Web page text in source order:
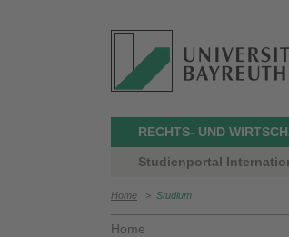
RECHTS- UND
Studienportal
Home > Studium
Home